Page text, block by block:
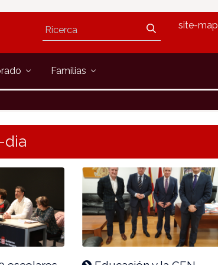
site-map
Familias
dia